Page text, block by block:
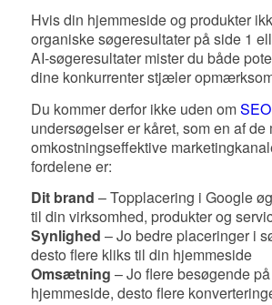
Hvis din hjemmeside og produkter
organiske søgeresultater på side 1
AI-søgeresultater mister du både
dine konkurrenter stjæler
Du kommer derfor ikke uden omSEO
undersøgelser er kåret, som en af de
omkostningseffektive
fordelene er:
Dit brand – Topplacering i Google
til din virksomhed, produkter og
Synlighed – Jo bedre placeringer i
desto flere kliks til din hjemmeside
Omsætning – Jo flere besøgende
hjemmeside, desto flere